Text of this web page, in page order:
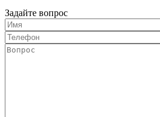
Задайте вопрос